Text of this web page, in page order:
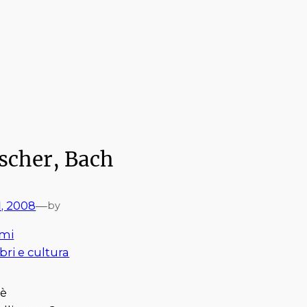
Bach
2008—by
e cultura